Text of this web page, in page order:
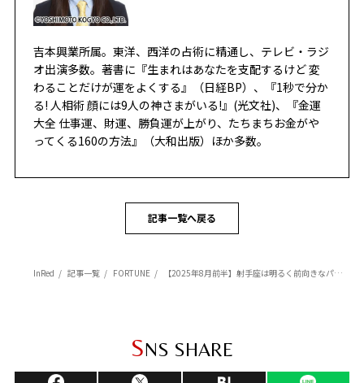
吉本興業所属。東洋、西洋の占術に精通し、テレビ・ラジ
オ出演多数。著書に『生まれはあなたを支配するけど 変
わることだけが運をよくする』（日経BP）、『1秒で分か
る! 人相術 顔には9人の神さまがいる!』(光文社)、『金運
大全 仕事運、財運、勝負運が上がり、たちまちお金がや
ってくる160の方法』（大和出版）ほか多数。
記事一覧へ戻る
InRed 記事一覧 FORTUNE 【2025年8月前半】射手座は明るく前向きなパワーがみなぎっている時【Love Me Doのポジティブ星占い】
SNS SHARE